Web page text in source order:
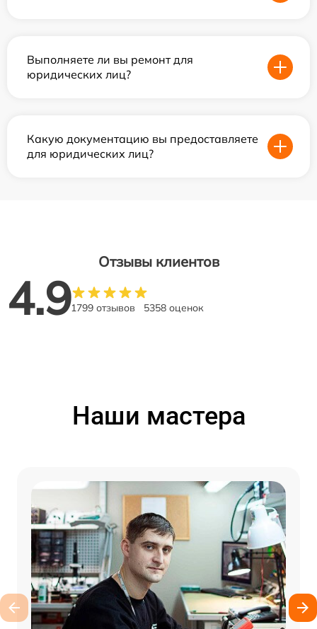
Выполняете ли вы ремонт для
юридических лиц?
Какую документацию вы предоставляете
для юридических лиц?
Отзывы клиентов
4.91799 отзывов 5358 оценок
Наши мастера